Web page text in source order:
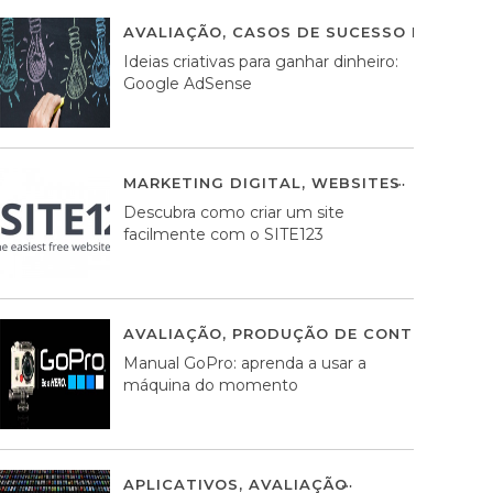
AVALIAÇÃO, CASOS DE SUCESSO DE
Ideias criativas para ganhar dinheiro:
Google AdSense
MARKETING DIGITAL, WEBSITES
Descubra como criar um site
facilmente com o SITE123
AVALIAÇÃO, PRODUÇÃO DE CONTEÚDOS
Manual GoPro: aprenda a usar a
máquina do momento
APLICATIVOS, AVALIAÇÃO